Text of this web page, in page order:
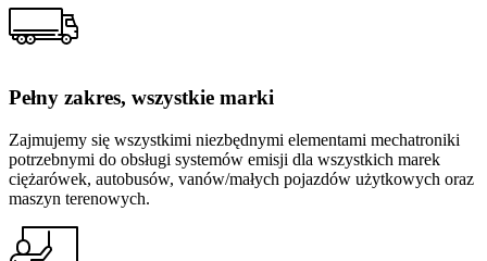
Pełny zakres, wszystkie marki
Zajmujemy się wszystkimi niezbędnymi elementami mechatroniki
potrzebnymi do obsługi systemów emisji dla wszystkich marek
ciężarówek, autobusów, vanów/małych pojazdów użytkowych oraz
maszyn terenowych.